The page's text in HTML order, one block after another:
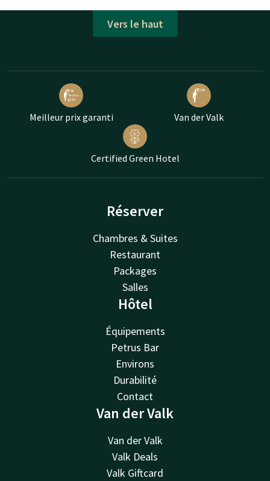
Vers le haut
Meilleur prix garanti Van der Valk
Certified Green Hotel
Réserver
Chambres & Suites
Restaurant
Packages
Salles
Hôtel
Équipements
Petrus Bar
Environs
Durabilité
Contact
Van der Valk
Van der Valk
Valk Deals
Valk Giftcard